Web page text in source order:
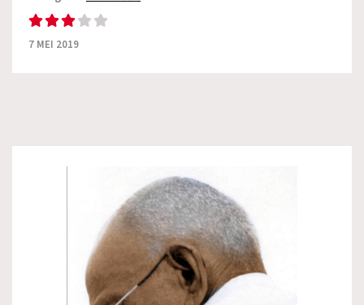
7 MEI 2019